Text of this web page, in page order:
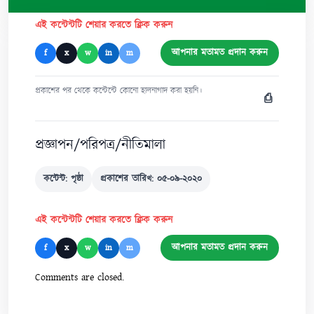
এই কন্টেন্টটি শেয়ার করতে ক্লিক করুন
f x w in m আপনার মতামত প্রদান করুন
প্রকাশের পর থেকে কন্টেন্টে কোনো হালনাগাদ করা হয়নি। ⎙
প্রজ্ঞাপন/পরিপত্র/নীতিমালা
কন্টেন্ট: পৃষ্ঠা প্রকাশের তারিখ: ০৫-০৯-২০২০
এই কন্টেন্টটি শেয়ার করতে ক্লিক করুন
f x w in m আপনার মতামত প্রদান করুন
Comments are closed.